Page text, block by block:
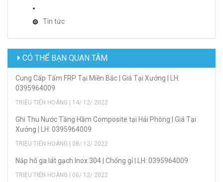
Tin tức
CÓ THỂ BẠN QUAN TÂM
Cung Cấp Tấm FRP Tại Miền Bắc | Giá Tại Xưởng | LH:
0395964009
TRIỆU TIẾN HOÀNG | 14/ 12/ 2022
Ghi Thu Nước Tầng Hầm Composite tại Hải Phòng | Giá Tại
Xưởng | LH: 0395964009
TRIỆU TIẾN HOÀNG | 08/ 12/ 2022
Nắp hố ga lát gạch Inox 304 | Chống gỉ | LH: 0395964009
TRIỆU TIẾN HOÀNG | 06/ 12/ 2022